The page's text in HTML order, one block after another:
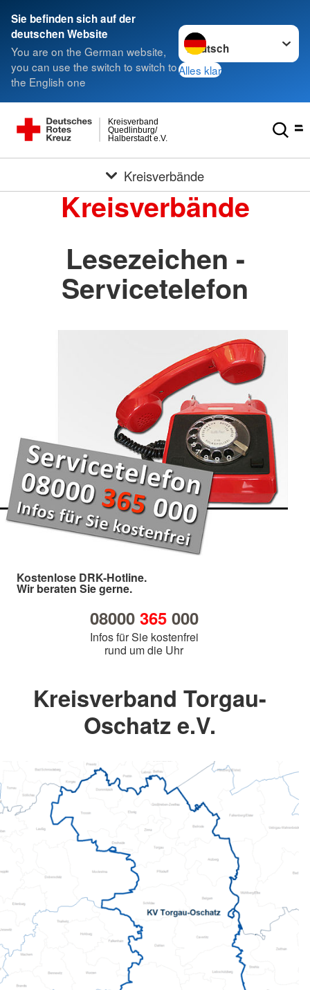
Sie befinden sich auf der
deutschen Website
You are on the German website,
you can use the switch to switch to
the English one
Sprache wechseln zu
Alles klar
Halberstadt e.V.
Quedlinburg/
Kreisverband
Kreisverbände
Kreisverbände
Lesezeichen -
Servicetelefon
Kostenlose DRK-Hotline.
Wir beraten Sie gerne.
08000 365000
Infos für Sie kostenfrei
rund um die Uhr
Kreisverband Torgau-
Oschatz e.V.